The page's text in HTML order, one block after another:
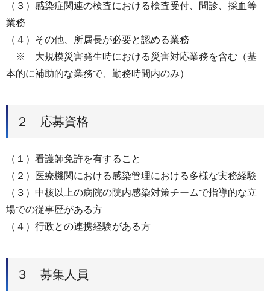
（３）感染症関連の検査における検査受付、問診、採血等
業務
（４）その他、所属長が必要と認める業務
※ 大規模災害発生時における災害対応業務を含む（基
本的に補助的な業務で、勤務時間内のみ）
２ 応募資格
（１）看護師免許を有すること
（２）医療機関における感染管理における多様な実務経験
（３）中核以上の病院の院内感染対策チームで指導的な立
場での従事歴がある方
（４）行政との連携経験がある方
３ 募集人員